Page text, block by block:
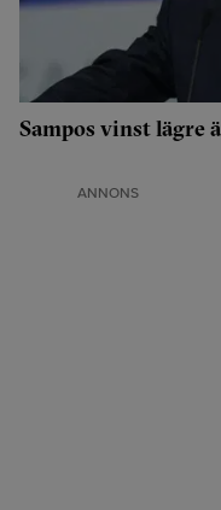
Sampos vinst lägre
ANNONS